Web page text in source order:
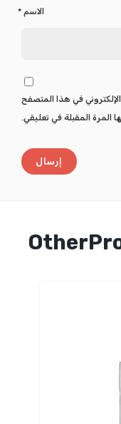
الاسم *
في هذا المتصفح
المرة المقبلة في تعليقي.